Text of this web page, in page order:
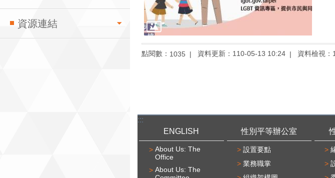
資源連結
點閱數： 1035 資料更新：110-05-13 10:24 資料檢視
:::
ENGLISH
About Us: The
Office
About Us: The
性別平等辦公室
設置要點
業務職掌